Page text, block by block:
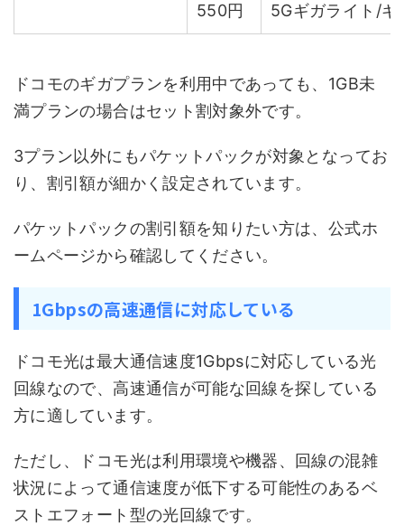
550円 5Gギガライト/ギ
ドコモのギガプランを利用中であっても、1GB未
満プランの場合はセット割対象外です。
3プラン以外にもパケットパックが対象となってお
り、割引額が細かく設定されています。
パケットパックの割引額を知りたい方は、公式ホ
ームページから確認してください。
1Gbpsの高速通信に対応している
ドコモ光は最大通信速度1Gbpsに対応している光
回線なので、高速通信が可能な回線を探している
方に適しています。
ただし、ドコモ光は利用環境や機器、回線の混雑
状況によって通信速度が低下する可能性のあるベ
ストエフォート型の光回線です。